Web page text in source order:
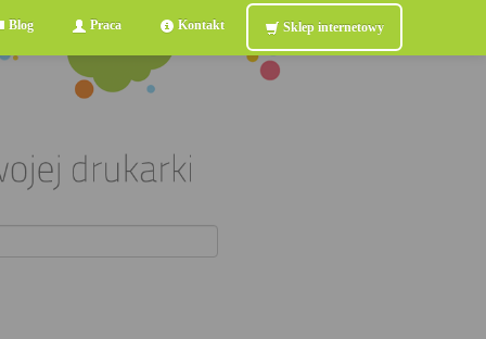
Blog Praca Kontakt Sklep internetowy